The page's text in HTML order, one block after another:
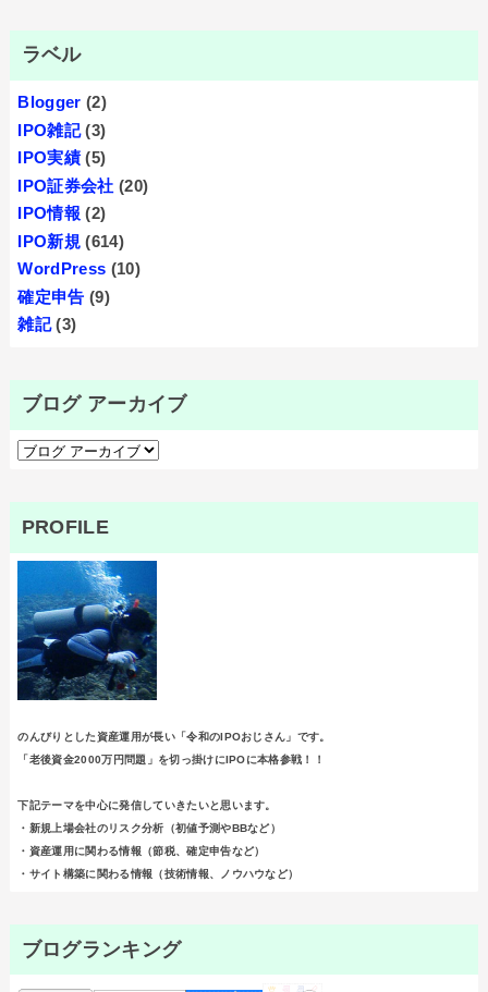
ラベル
Blogger (2)
IPO雑記 (3)
IPO実績 (5)
IPO証券会社 (20)
IPO情報 (2)
IPO新規 (614)
WordPress (10)
確定申告 (9)
雑記 (3)
ブログ アーカイブ
PROFILE
のんびりとした資産運用が長い「令和のIPOおじさん」です。
「老後資金2000万円問題」を切っ掛けにIPOに本格参戦！！
下記テーマを中心に発信していきたいと思います。
・新規上場会社のリスク分析（初値予測やBBなど）
・資産運用に関わる情報（節税、確定申告など）
・サイト構築に関わる情報（技術情報、ノウハウなど）
ブログランキング